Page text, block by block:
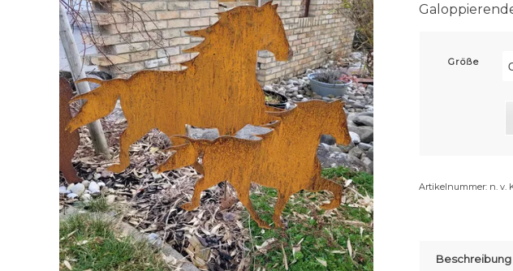
Größe
Artikelnummer: n. v.
Beschreibung